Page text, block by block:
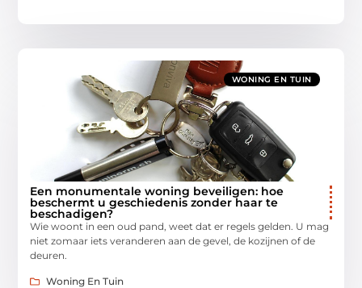
WONING EN TUIN
Een monumentale woning beveiligen: hoe
beschermt u geschiedenis zonder haar te
beschadigen?
Wie woont in een oud pand, weet dat er regels gelden. U mag
niet zomaar iets veranderen aan de gevel, de kozijnen of de
deuren.
Woning En Tuin